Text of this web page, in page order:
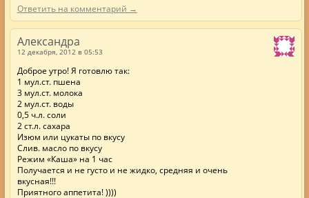
Ответить на комментарий →
Александра
12 декабря, 2012 в 05:53
Доброе утро! Я готовлю так:
1 мул.ст. пшена
3 мул.ст. молока
2 мул.ст. воды
0,5 ч.л. соли
2 ст.л. сахара
Изюм или цукаты по вкусу
Слив. масло по вкусу
Режим «Каша» на 1 час
Получается и не густо и не жидко, средняя и очень
вкусная!!!
Приятного аппетита! ))))